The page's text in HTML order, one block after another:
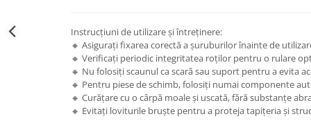
Instrucțiuni de utilizare și întreținere:
🔸 Asigurați fixarea corectă a șuruburilor înainte de
🔸 Verificați periodic integritatea roților pentru o rulare
🔸 Nu folosiți scaunul ca scară sau suport pentru a evita
🔸 Pentru piese de schimb, folosiți numai componente
🔸 Curățare cu o cârpă moale și uscată, fără substanțe
🔸 Evitați loviturile bruște pentru a proteja tapițeria și